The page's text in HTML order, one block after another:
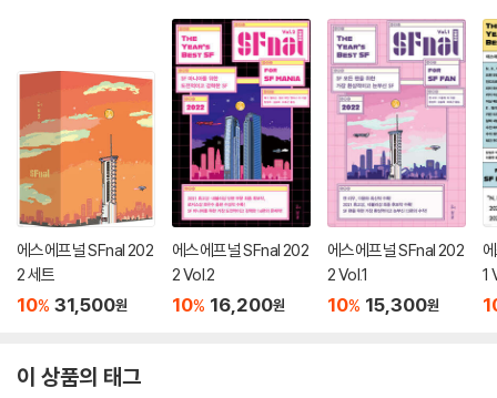
에스에프널 SFnal 202
2 세트
10% 31,500원
에스에프널 SFnal 202
2 Vol.2
10% 16,200원
에스에프널 SFnal 202
2 Vol.1
10% 15,300원
1
이 상품의 태그